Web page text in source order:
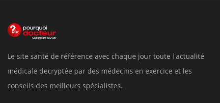
Le site santé de référence avec chaque jour toute l'actualité
médicale decryptée par des médecins en exercice et les
conseils des meilleurs spécialistes.